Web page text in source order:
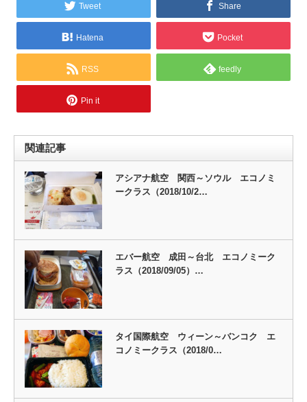
Tweet Share
Hatena Pocket
RSS feedly
Pin it
関連記事
アシアナ航空 関西～ソウル エコノミ
ークラス（2018/10/2…
エバー航空 成田～台北 エコノミーク
ラス（2018/09/05）…
タイ国際航空 ウィーン～バンコク エ
コノミークラス（2018/0…